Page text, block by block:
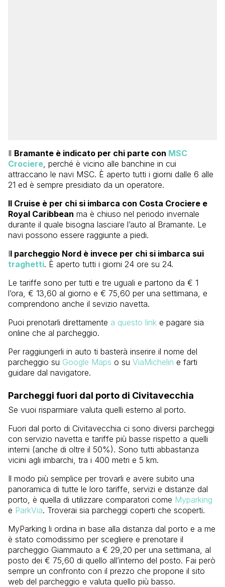
Il Bramante è indicato per chi parte con MSC
Crociere , perché è vicino alle banchine in cui
attraccano le navi MSC. È aperto tutti i giorni dalle 6 alle
21 ed è sempre presidiato da un operatore.
Il Cruise è per chi si imbarca con Costa Crociere e
Royal Caribbean ma è chiuso nel periodo invernale
durante il quale bisogna lasciare l’auto al Bramante. Le
navi possono essere raggiunte a piedi.
Il parcheggio Nord è invece per chi si imbarca sui
traghetti. È aperto tutti i giorni 24 ore su 24.
Le tariffe sono per tutti e tre uguali e partono da € 1
l’ora, € 13,60 al giorno e € 75,60 per una settimana, e
comprendono anche il sevizio navetta.
Puoi prenotarli direttamente a questo link e pagare sia
online che al parcheggio.
Per raggiungerli in auto ti basterà inserire il nome del
parcheggio su Google Maps o su ViaMichelin e farti
guidare dal navigatore.
Parcheggi fuori dal porto di Civitavecchia
Se vuoi risparmiare valuta quelli esterno al porto.
Fuori dal porto di Civitavecchia ci sono diversi parcheggi
con servizio navetta e tariffe più basse rispetto a quelli
interni (anche di oltre il 50%). Sono tutti abbastanza
vicini agli imbarchi, tra i 400 metri e 5 km.
Il modo più semplice per trovarli e avere subito una
panoramica di tutte le loro tariffe, servizi e distanze dal
porto, è quella di utilizzare comparatori come Myparking
e ParkVia. Troverai sia parcheggi coperti che scoperti.
MyParking li ordina in base alla distanza dal porto e a me
è stato comodissimo per scegliere e prenotare il
parcheggio Giammauto a € 29,20 per una settimana, al
posto dei € 75,60 di quello all’interno del posto. Fai però
sempre un confronto con il prezzo che propone il sito
web del parcheggio e valuta quello più basso.